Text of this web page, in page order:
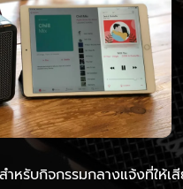
หรับกิจกรรมกลางแจ้งที่ใ